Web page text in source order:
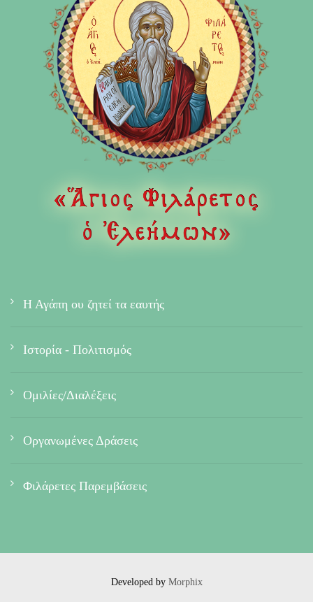
Η Αγάπη ου ζητεί τα εαυτής
Ιστορία - Πολιτισμός
Ομιλίες/Διαλέξεις
Οργανωμένες Δράσεις
Φιλάρετες Παρεμβάσεις
Developed by Morphix